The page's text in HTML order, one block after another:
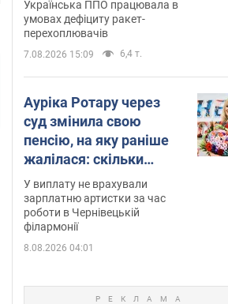
Українська ППО працювала в
умовах дефіциту ракет-
перехоплювачів
7.08.2026 15:09 6,4 т.
Ауріка Ротару через
суд змінила свою
пенсію, на яку раніше
жалілася: скільки
отримувала співачка
У виплату не врахували
зарплатню артистки за час
роботи в Чернівецькій
філармонії
8.08.2026 04:01